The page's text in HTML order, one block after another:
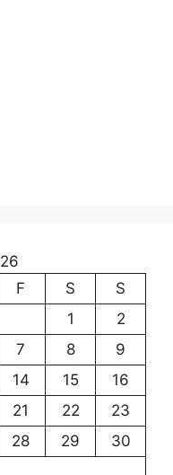
F S
S
1
2
7 8
9
14 15
16
21 22
23
28 29
30